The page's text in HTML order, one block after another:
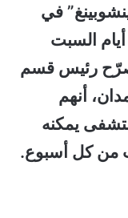
في
السبت
وصرّح رئيس قسم
أنهم
يمكنه
من كل أسبوع.